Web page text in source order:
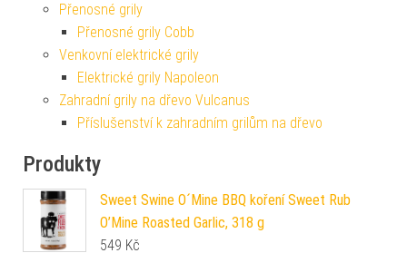
Přenosné grily
Přenosné grily Cobb
Venkovní elektrické grily
Elektrické grily Napoleon
Zahradní grily na dřevo Vulcanus
Příslušenství k zahradním grilům na dřevo
Produkty
Sweet Swine O´Mine BBQ koření Sweet Rub
O’Mine Roasted Garlic, 318 g
549 Kč